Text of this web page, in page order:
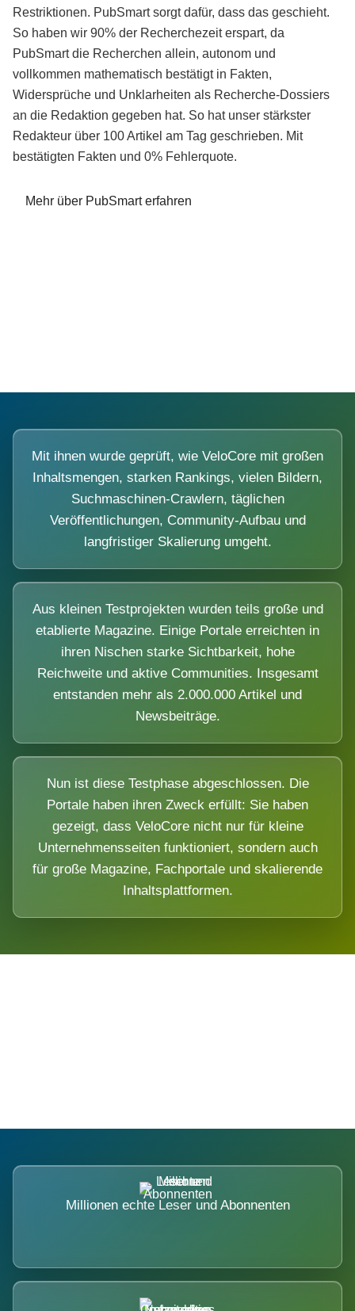
Restriktionen. PubSmart sorgt dafür, dass das geschieht.
So haben wir 90% der Recherchezeit erspart, da
PubSmart die Recherchen allein, autonom und
vollkommen mathematisch bestätigt in Fakten,
Widersprüche und Unklarheiten als Recherche-Dossiers
an die Redaktion gegeben hat. So hat unser stärkster
Redakteur über 100 Artikel am Tag geschrieben. Mit
bestätigten Fakten und 0% Fehlerquote.
Mehr über PubSmart erfahren
Mit ihnen wurde geprüft, wie VeloCore mit großen
Inhaltsmengen, starken Rankings, vielen Bildern,
Suchmaschinen-Crawlern, täglichen
Veröffentlichungen, Community-Aufbau und
langfristiger Skalierung umgeht.
Aus kleinen Testprojekten wurden teils große und
etablierte Magazine. Einige Portale erreichten in
ihren Nischen starke Sichtbarkeit, hohe
Reichweite und aktive Communities. Insgesamt
entstanden mehr als 2.000.000 Artikel und
Newsbeiträge.
Nun ist diese Testphase abgeschlossen. Die
Portale haben ihren Zweck erfüllt: Sie haben
gezeigt, dass VeloCore nicht nur für kleine
Unternehmensseiten funktioniert, sondern auch
für große Magazine, Fachportale und skalierende
Inhaltsplattformen.
Millionen echte Leser und Abonnenten